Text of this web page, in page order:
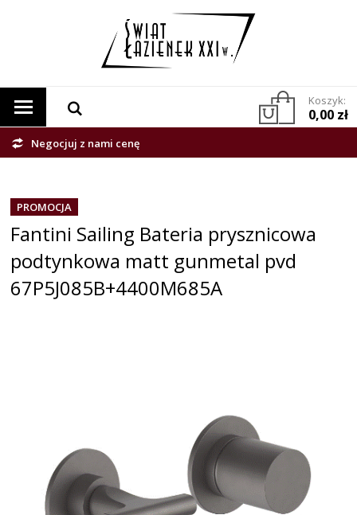
Koszyk:
0,00 zł
Negocjuj z nami cenę
PROMOCJA
Fantini Sailing Bateria prysznicowa
podtynkowa matt gunmetal pvd
67P5J085B+4400M685A